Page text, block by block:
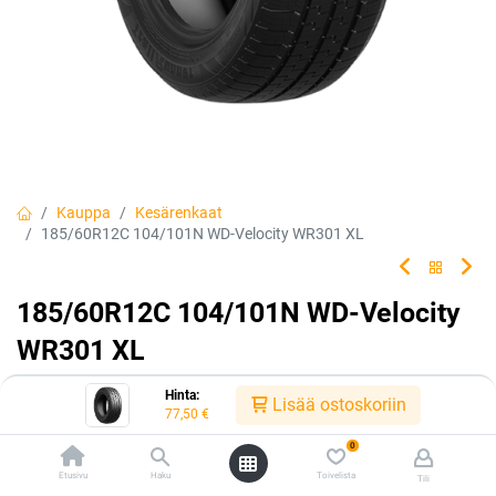
Hinta:
77,50 € Lisää ostoskoriin
Etusivu Haku
0
Toivelista Tili
Kauppa
Kesärenkaat
185/60R12C 104/101N WD-Velocity WR301 XL
185/60R12C 104/101N WD-Velocity
WR301 XL
5705054272094 Tuotekoodi:306012
€ / kpl
Toimittajilla (kotimaa): Saatavilla